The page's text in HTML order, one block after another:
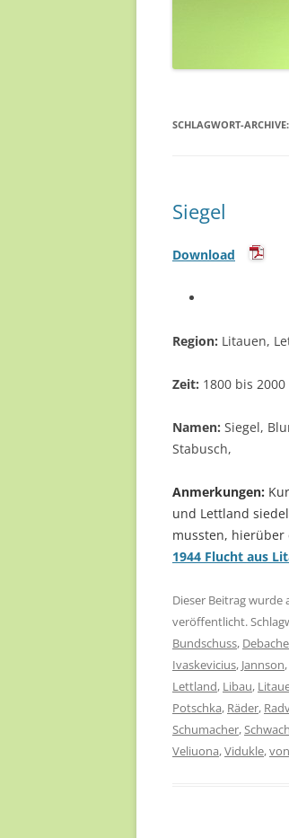
SCHLAGWORT-ARCHIVE:
Siegel
Download
Region: Litauen,
Zeit: 1800 bis 2000
Namen: Siegel,
Stabusch,
Anmerkungen:
und Lettland
mussten,
1944 Flucht aus
Dieser Beitrag wurde
veröffentlicht.
Bundschuss,
Ivaskevicius, Jannson,
Lettland, Libau,
Potschka, Räder,
Schumacher,Schwach
Veliuona,Vidukle,